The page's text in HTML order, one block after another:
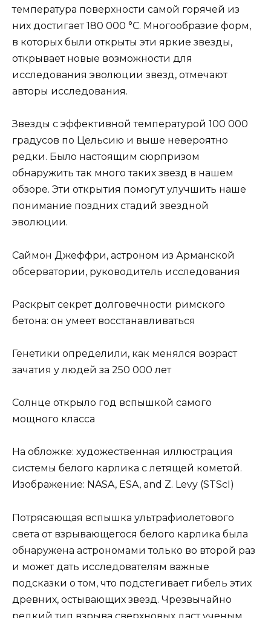
температура поверхности самой горячей из
них достигает 180 000 °С. Многообразие форм,
в которых были открыты эти яркие звезды,
открывает новые возможности для
исследования эволюции звезд, отмечают
авторы исследования.
Звезды с эффективной температурой 100 000
градусов по Цельсию и выше невероятно
редки. Было настоящим сюрпризом
обнаружить так много таких звезд в нашем
обзоре. Эти открытия помогут улучшить наше
понимание поздних стадий звездной
эволюции.
Саймон Джеффри, астроном из Арманской
обсерватории, руководитель исследования
Раскрыт секрет долговечности римского
бетона: он умеет восстанавливаться
Генетики определили, как менялся возраст
зачатия у людей за 250 000 лет
Солнце открыло год вспышкой самого
мощного класса
На обложке: художественная иллюстрация
системы белого карлика с летящей кометой.
Изображение: NASA, ESA, and Z. Levy (STScI)
Потрясающая вспышка ультрафиолетового
света от взрывающегося белого карлика была
обнаружена астрономами только во второй раз
и может дать исследователям важные
подсказки о том, что подстегивает гибель этих
древних, остывающих звезд. Чрезвычайно
редкий тип взрыва сверхновых даст ученым